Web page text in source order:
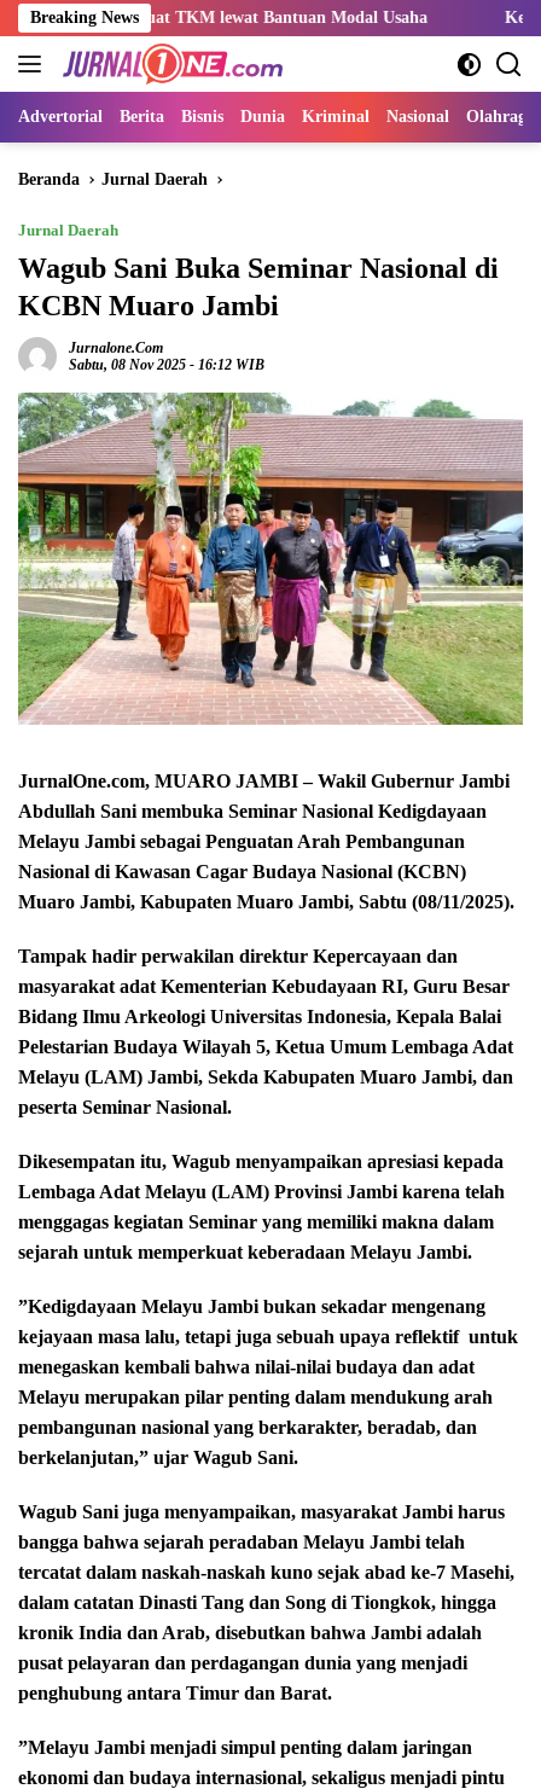
Langsung
ke
konten
Breaking News
TKM lewat Bantuan Modal Usaha Kemnaker
Advertorial Berita Bisnis Dunia Kriminal Nasional Olahraga
Beranda Jurnal Daerah
Jurnal Daerah
Wagub Sani Buka Seminar Nasional di
KCBN Muaro Jambi
Jurnalone.com
Sabtu, 08 Nov 2025 - 16:12 WIB
JurnalOne.com, MUARO JAMBI – ‎Wakil Gubernur Jambi
Abdullah Sani membuka Seminar Nasional Kedigdayaan
Melayu Jambi sebagai Penguatan Arah Pembangunan
Nasional di Kawasan Cagar Budaya Nasional (KCBN)
Muaro Jambi, Kabupaten Muaro Jambi, Sabtu (08/11/2025).
‎Tampak hadir perwakilan direktur Kepercayaan dan
masyarakat adat Kementerian Kebudayaan RI, Guru Besar
Bidang Ilmu Arkeologi Universitas Indonesia, Kepala Balai
Pelestarian Budaya Wilayah 5, Ketua Umum Lembaga Adat
Melayu (LAM) Jambi, Sekda Kabupaten Muaro Jambi, dan
peserta Seminar Nasional.
Dikesempatan itu, Wagub menyampaikan apresiasi kepada
Lembaga Adat Melayu (LAM) Provinsi Jambi karena telah
menggagas kegiatan Seminar yang memiliki makna dalam
sejarah untuk memperkuat keberadaan Melayu Jambi.
‎”Kedigdayaan Melayu Jambi bukan sekadar mengenang
kejayaan masa lalu, tetapi juga sebuah upaya reflektif ‎untuk
menegaskan kembali bahwa nilai-nilai budaya dan adat
Melayu merupakan pilar penting dalam mendukung arah
pembangunan nasional yang berkarakter, beradab, dan
berkelanjutan,” ujar Wagub Sani.
‎Wagub Sani juga menyampaikan, masyarakat Jambi harus
bangga bahwa sejarah peradaban Melayu Jambi telah
tercatat dalam naskah-naskah kuno sejak ‎abad ke-7 Masehi,
dalam catatan Dinasti Tang dan Song di ‎Tiongkok, hingga
kronik India dan Arab, disebutkan bahwa Jambi adalah
pusat pelayaran dan perdagangan dunia yang menjadi
penghubung antara Timur dan Barat.
‎”Melayu Jambi menjadi simpul penting dalam jaringan
ekonomi dan budaya internasional, sekaligus menjadi ‎pintu